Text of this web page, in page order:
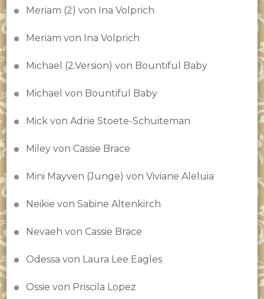
Meriam (2) von Ina Volprich
Meriam von Ina Volprich
Michael (2.Version) von Bountiful Baby
Michael von Bountiful Baby
Mick von Adrie Stoete-Schuiteman
Miley von Cassie Brace
Mini Mayven (Junge) von Viviane Aleluia
Neikie von Sabine Altenkirch
Nevaeh von Cassie Brace
Odessa von Laura Lee Eagles
Ossie von Priscila Lopez